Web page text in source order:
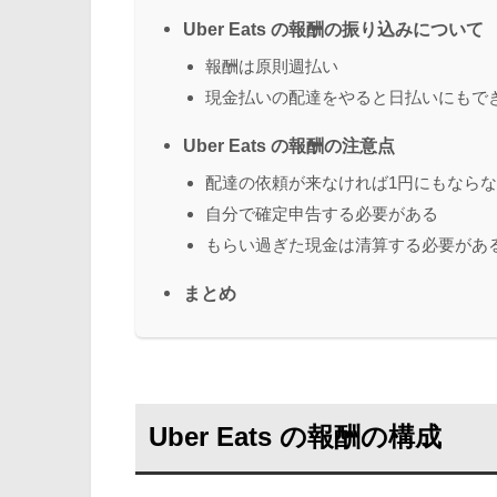
Uber Eats の報酬の振り込みについて
報酬は原則週払い
現金払いの配達をやると日払いにもで
Uber Eats の報酬の注意点
配達の依頼が来なければ1円にもなら
自分で確定申告する必要がある
もらい過ぎた現金は清算する必要があ
まとめ
Uber Eats の報酬の構成